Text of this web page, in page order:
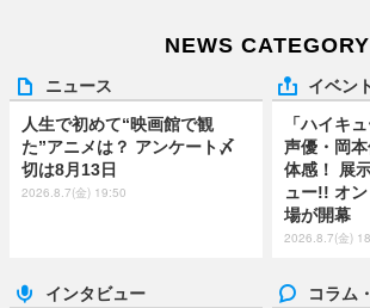
NEWS CATEGORY
ニュース
人生で初めて“映画館で観
た”アニメは？ アンケート〆
切は8月13日
2026.8.7(金) 19:50
イベン
「ハイキ
声優・岡
体感！ 展
ュー!! オ
場が開幕
2026.8.7(金)
インタビュー コラム